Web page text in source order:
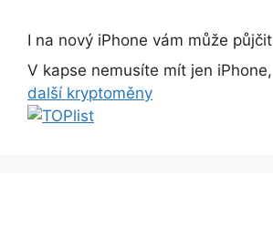
I na nový iPhone vám může půjčit
V kapse nemusíte mít jen
další kryptoměny